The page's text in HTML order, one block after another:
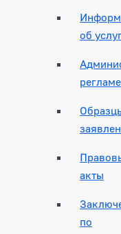
об
акты
по